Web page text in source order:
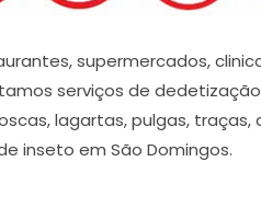
supermercados,
serviços de
lagartas, pulgas, traças,
inseto em São Domingos.